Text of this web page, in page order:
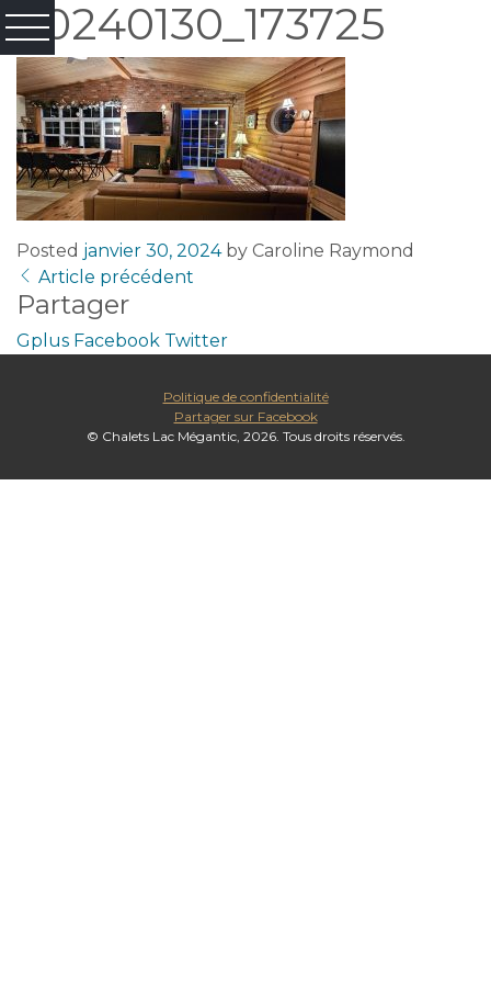
20240130_173725
Posted janvier 30, 2024by Caroline Raymond
Article précédent
Partager
Gplus Facebook Twitter
© Chalets Lac Mégantic, 2026. Tous droits réservés.
Politique de confidentialité
Partager sur Facebook